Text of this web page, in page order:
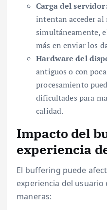
Carga del
intentan acceder
simultáneamente,
más en enviar los
Hardware del
antiguos o con
procesamiento
dificultades para
calidad.
Impacto del
experiencia
El buffering puede
experiencia del usuario
maneras: